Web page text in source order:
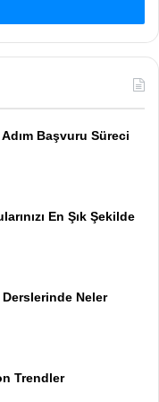
Adım Başvuru Süreci
En Şık Şekilde
Neler
Trendler